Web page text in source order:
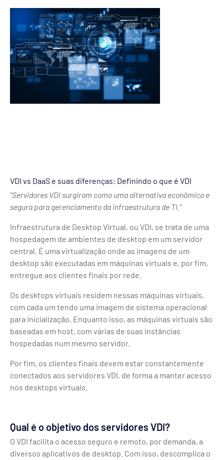
VDI vs DaaS e suas diferenças: Definindo o que é VDI
“Servidores VDI surgiram como uma alternativa econômica e
segura para gerenciamento da infraestrutura de TI.”
Infraestrutura de Desktop Virtual, ou VDI, se trata de uma
hospedagem de ambientes de desktop em um servidor
central. É uma virtualização onde as imagens de um
desktop são executadas em máquinas virtuais e, por fim,
entregue aos clientes finais por rede.
Os desktops virtuais residem nessas máquinas virtuais,
com cada um tendo uma imagem de sistema operacional
para inicialização. Enquanto isso, as máquinas virtuais são
baseadas em host, com várias de suas instâncias
hospedadas num mesmo servidor.
Por fim, os clientes finais devem estar constantemente
conectados aos servidores VDI, de forma a manter acesso
nos desktops virtuais.
Qual é o objetivo dos servidores VDI?
O VDI facilita o acesso seguro e remoto, por demanda, a
diversos aplicativos de desktop. Com isso, descomplica o